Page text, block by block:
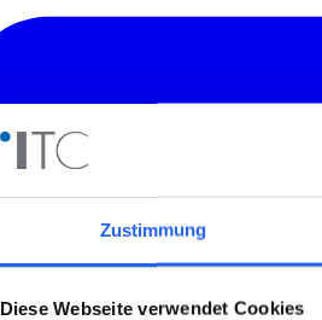
Zustimmung
Diese Webseite verwendet Cookies